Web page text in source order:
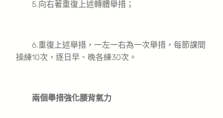
5.向右著重復上述轉體舉措；
6.重復上述舉措，一左一右為一次舉措，每節課間
操練10次，逐日早、晚各練30次。
兩個舉措強化腰背氣力